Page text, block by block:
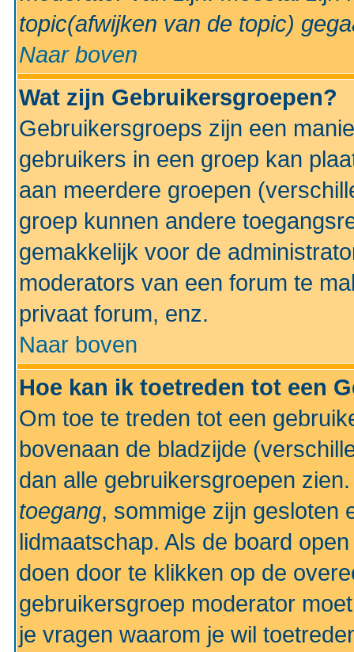
topic(afwijken van de topic)
Naar boven
Wat zijn Gebruikersgroepen?
Gebruikersgroeps zijn een
gebruikers in een groep kan
aan meerdere groepen
groep kunnen andere
gemakkelijk voor de
moderators van een forum te
privaat forum, enz.
Naar boven
Hoe kan ik toetreden tot een
Om toe te treden tot een
bovenaan de bladzijde
dan alle gebruikersgroepen
toegang, sommige zijn gesloten
lidmaatschap. Als de board
doen door te klikken op de
gebruikersgroep moderator
je vragen waarom je wil